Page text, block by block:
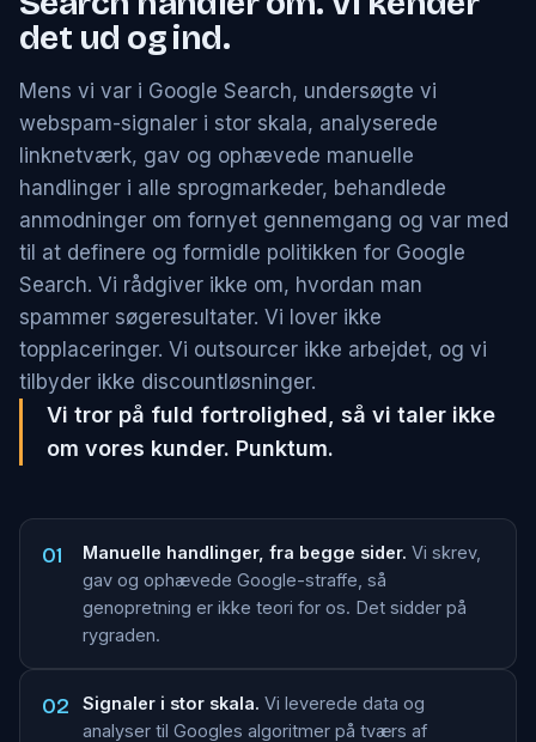
det ud og ind.
Mens vi var i Google Search, undersøgte vi
webspam-signaler i stor skala, analyserede
linknetværk, gav og ophævede manuelle
handlinger i alle sprogmarkeder, behandlede
anmodninger om fornyet gennemgang og var med
til at definere og formidle politikken for Google
Search. Vi rådgiver ikke om, hvordan man
spammer søgeresultater. Vi lover ikke
topplaceringer. Vi outsourcer ikke arbejdet, og vi
tilbyder ikke discountløsninger.
Vi tror på fuld fortrolighed, så vi taler ikke
om vores kunder. Punktum.
01 Manuelle handlinger, fra begge sider. Vi skrev,
gav og ophævede Google-straffe, så
genopretning er ikke teori for os. Det sidder på
rygraden.
02 Signaler i stor skala. Vi leverede data og
analyser til Googles algoritmer på tværs af